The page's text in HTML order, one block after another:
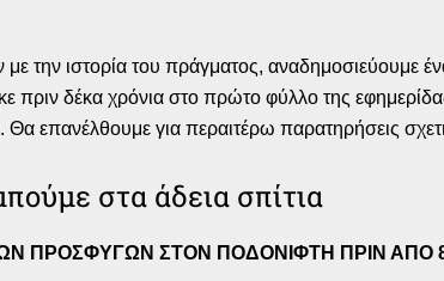
την ιστορία του πράγματος, αναδημοσιεύουμε
πριν δέκα χρόνια στο πρώτο φύλλο της
επανέλθουμε για περαιτέρω παρατηρήσεις
στα άδεια σπίτια
ΠΡΟΣΦΥΓΩΝ ΣΤΟΝ ΠΟΔΟΝΙΦΤΗ ΠΡΙΝ ΑΠΟ